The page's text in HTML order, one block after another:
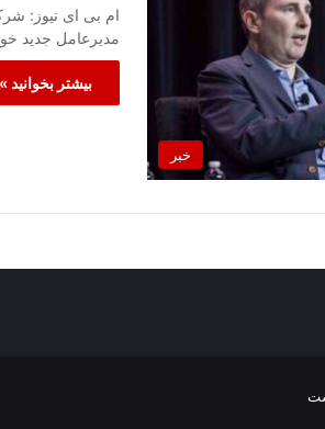
خبر
ام بی ای نیوز:
مدیرعامل جدید
بیشتر بخوانید »